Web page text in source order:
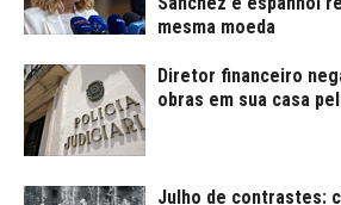
mesma moeda
Diretor financeiro
obras em sua casa
Julho de contrastes: